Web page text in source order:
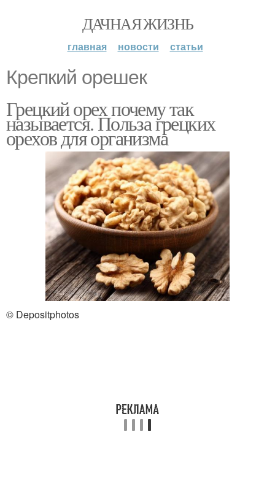
ДАЧНАЯ ЖИЗНЬ
главная новости статьи
Крепкий орешек
Грецкий орех почему так
называется. Польза грецких
орехов для организма
© Depositphotos